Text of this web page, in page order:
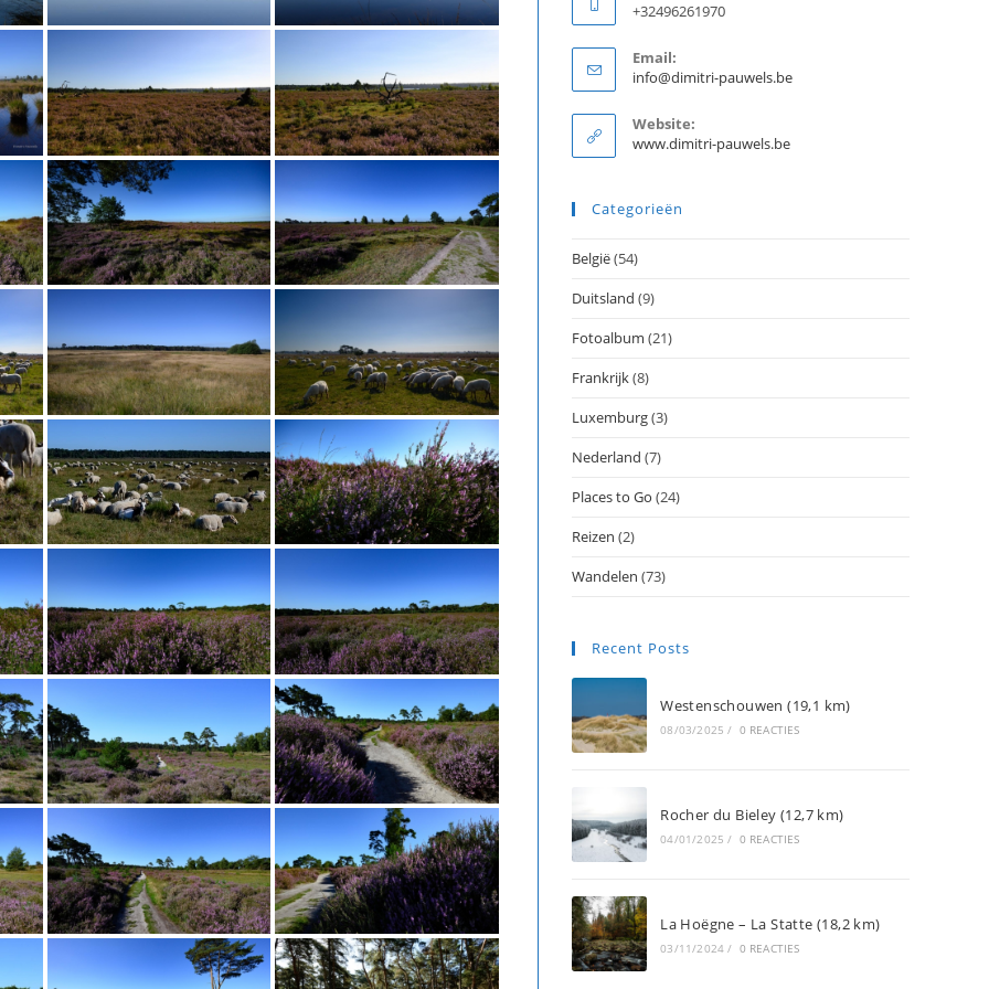
+32496261970
Email:
info@dimitri-pauwels.beOpent
Website:
www.dimitri-pauwels.be
Categorieën
België(54)
Duitsland (9)
Fotoalbum (21)
Frankrijk(8)
Luxemburg(3)
Nederland (7)
Places to Go (24)
Reizen (2)
Wandelen (73)
Recent Posts
Westenschouwen (19,1 km)
08/03/2025 / 0 REACTIES
Rocher du Bieley (12,7 km)
04/01/2025 / 0 REACTIES
La Hoëgne – La Statte (18,2 km)
03/11/2024 / 0 REACTIES